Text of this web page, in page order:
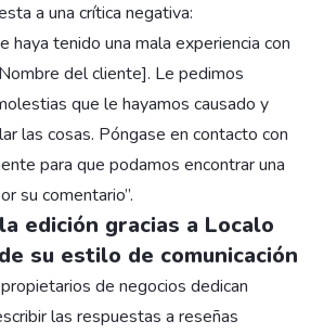
a una crítica negativa:
haya tenido una mala experiencia con
del cliente]. Le pedimos
que le hayamos causado y
las cosas. Póngase en contacto con
para que podamos encontrar una
su comentario”.
edición gracias a Localo
su estilo de comunicación
de negocios dedican
las respuestas a reseñas